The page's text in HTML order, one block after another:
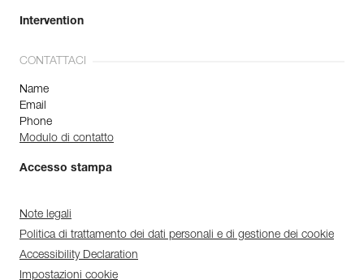
Intervention
CONTATTACI
Name
Email
Phone
Modulo di contatto
Accesso stampa
Note legali
Politica di trattamento dei dati personali e di gestione dei cookie
Accessibility Declaration
Impostazioni cookie